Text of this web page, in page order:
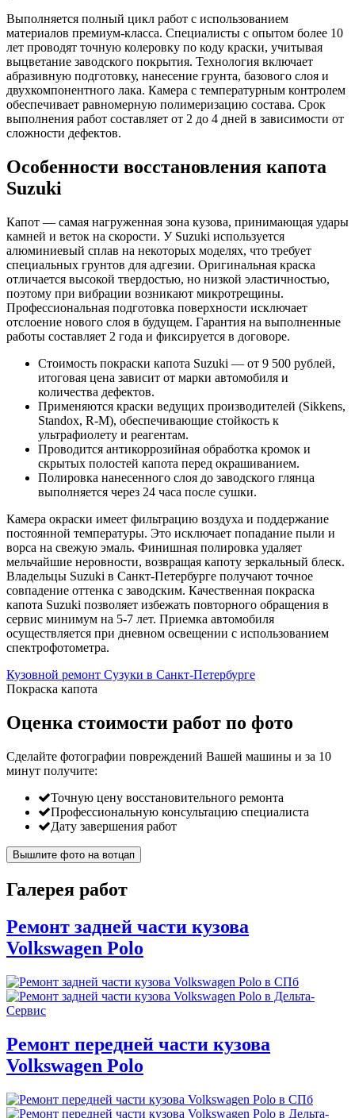
Выполняется полный цикл работ с использованием
материалов премиум-класса. Специалисты с опытом более 10
лет проводят точную колеровку по коду краски, учитывая
выцветание заводского покрытия. Технология включает
абразивную подготовку, нанесение грунта, базового слоя и
двухкомпонентного лака. Камера с температурным контролем
обеспечивает равномерную полимеризацию состава. Срок
выполнения работ составляет от 2 до 4 дней в зависимости от
сложности дефектов.
Особенности восстановления капота
Suzuki
Капот — самая нагруженная зона кузова, принимающая удары
камней и веток на скорости. У Suzuki используется
алюминиевый сплав на некоторых моделях, что требует
специальных грунтов для адгезии. Оригинальная краска
отличается высокой твердостью, но низкой эластичностью,
поэтому при вибрации возникают микротрещины.
Профессиональная подготовка поверхности исключает
отслоение нового слоя в будущем. Гарантия на выполненные
работы составляет 2 года и фиксируется в договоре.
Стоимость покраски капота Suzuki — от 9 500 рублей,
итоговая цена зависит от марки автомобиля и
количества дефектов.
Применяются краски ведущих производителей (Sikkens,
Standox, R-M), обеспечивающие стойкость к
ультрафиолету и реагентам.
Проводится антикоррозийная обработка кромок и
скрытых полостей капота перед окрашиванием.
Полировка нанесенного слоя до заводского глянца
выполняется через 24 часа после сушки.
Камера окраски имеет фильтрацию воздуха и поддержание
постоянной температуры. Это исключает попадание пыли и
ворса на свежую эмаль. Финишная полировка удаляет
мельчайшие неровности, возвращая капоту зеркальный блеск.
Владельцы Suzuki в Санкт-Петербурге получают точное
совпадение оттенка с заводским. Качественная покраска
капота Suzuki позволяет избежать повторного обращения в
сервис минимум на 5-7 лет. Приемка автомобиля
осуществляется при дневном освещении с использованием
спектрофотометра.
Кузовной ремонт Сузуки в Санкт-Петербурге
Покраска капота
Оценка стоимости работ по фото
Сделайте фотографии повреждений Вашей машины и за 10
минут получите:
Точную цену восстановительного ремонта
Профессиональную консультацию специалиста
Дату завершения работ
Вышлите фото на вотцап
Галерея работ
Ремонт задней части кузова
Volkswagen Polo
Ремонт передней части кузова
Volkswagen Polo